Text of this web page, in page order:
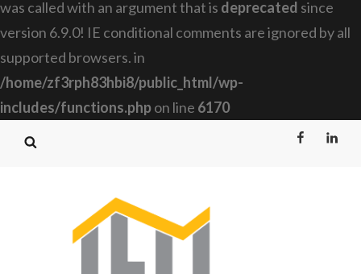
was called with an argument that is deprecated since
version 6.9.0! IE conditional comments are ignored by all
supported browsers. in
/home/zf3rph83hbi8/public_html/wp-
includes/functions.phpon line 6170
Facebook